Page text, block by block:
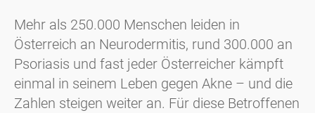
Mehr als 250.000 Menschen leiden in
Österreich an Neurodermitis, rund 300.000 an
Psoriasis und fast jeder Österreicher kämpft
einmal in seinem Leben gegen Akne – und die
Zahlen steigen weiter an. Für diese Betroffenen